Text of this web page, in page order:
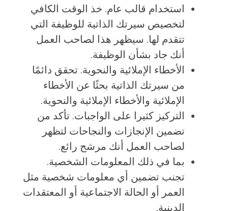
استخدام قالب عام. خذ الوقت الكافي
لتخصيص سيرتك الذاتية للوظيفة التي
تتقدم لها. سيظهر هذا لصاحب العمل
أنك جاد بشأن الوظيفة.
الأخطاء الإملائية والنحوية. تحقق دائمًا
من سيرتك الذاتية بحثًا عن الأخطاء
الإملائية والأخطاء الإملائية والنحوية.
التركيز كثيرا على الواجبات. تأكد من
تضمين الإنجازات والنجاحات لتظهر
لصاحب العمل أنك مرشح رائع.
بما في ذلك المعلومات الشخصية.
تجنب تضمين أي معلومات شخصية مثل
العمر أو الحالة الاجتماعية أو المعتقدات
الدينية.